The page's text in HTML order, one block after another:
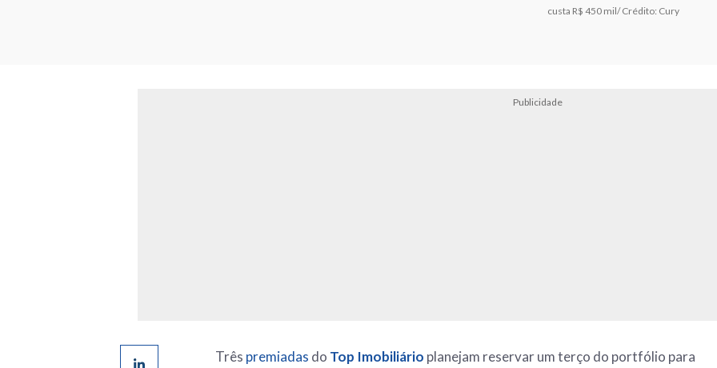
custa R$ 450 mil/ Crédito: Cury
Publicidade
Três premiadas do Top Imobiliário planejam reservar um terço do portfólio para